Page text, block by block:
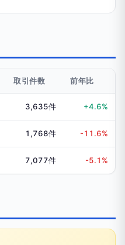
取引件数 前年比
3,635件 +4.6%
1,768件 -11.6%
7,077件 -5.1%